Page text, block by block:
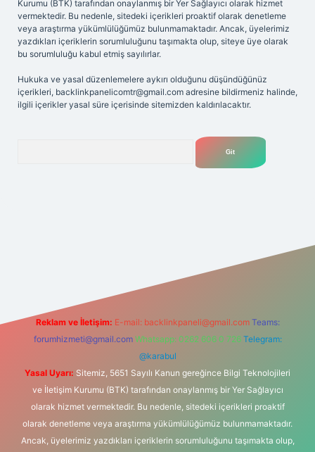
Kurumu (BTK) tarafından onaylanmış bir Yer Sağlayıcı olarak hizmet
vermektedir. Bu nedenle, sitedeki içerikleri proaktif olarak denetleme
veya araştırma yükümlülüğümüz bulunmamaktadır. Ancak, üyelerimiz
yazdıkları içeriklerin sorumluluğunu taşımakta olup, siteye üye olarak
bu sorumluluğu kabul etmiş sayılırlar.
Hukuka ve yasal düzenlemelere aykırı olduğunu düşündüğünüz
içerikleri, backlinkpanelicomtr@gmail.com adresine bildirmeniz halinde,
ilgili içerikler yasal süre içerisinde sitemizden kaldırılacaktır.
Reklam ve İletişim: E-mail: backlinkpaneli@gmail.com Teams:
forumhizmeti@gmail.com Whatsapp: 0262 606 0 726 Telegram:
@karabul
Yasal Uyarı: Sitemiz, 5651 Sayılı Kanun gereğince Bilgi Teknolojileri
ve İletişim Kurumu (BTK) tarafından onaylanmış bir Yer Sağlayıcı
olarak hizmet vermektedir. Bu nedenle, sitedeki içerikleri proaktif
olarak denetleme veya araştırma yükümlülüğümüz bulunmamaktadır.
Ancak, üyelerimiz yazdıkları içeriklerin sorumluluğunu taşımakta olup,